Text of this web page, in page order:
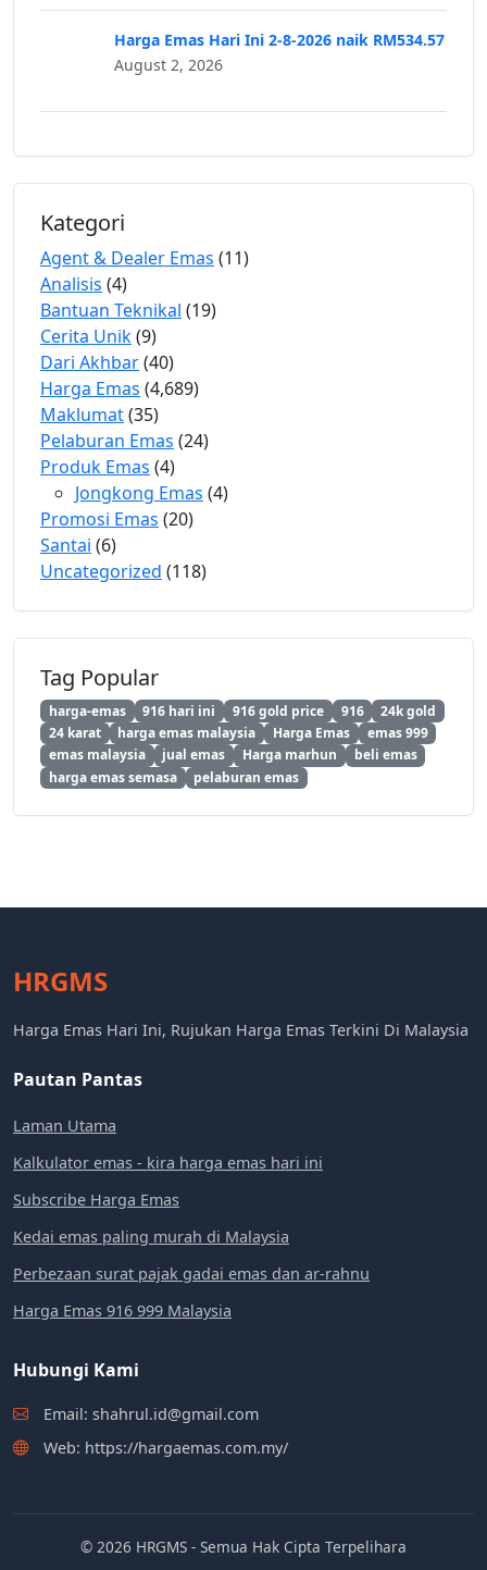
Harga Emas Hari Ini 2-8-2026 naik RM534.57
August 2, 2026
Kategori
Agent & Dealer Emas (11)
Analisis (4)
Bantuan Teknikal (19)
Cerita Unik(9)
Dari Akhbar(40)
Harga Emas (4,689)
Maklumat(35)
Pelaburan Emas (24)
Produk Emas (4)
Jongkong Emas (4)
Promosi Emas (20)
Santai (6)
Uncategorized (118)
Tag Popular
harga-emas 916 hari ini 916 gold price 916
24k gold
24 karat
harga emas malaysia Harga Emas
emas 999
emas malaysia
jual emas Harga marhun
beli emas
harga emas semasa
pelaburan emas
HRGMS
Harga Emas Hari Ini, Rujukan Harga Emas Terkini Di Malaysia
Pautan Pantas
Laman Utama
Kalkulator emas - kira harga emas hari ini
Subscribe Harga Emas
Kedai emas paling murah di Malaysia
Perbezaan surat pajak gadai emas dan ar-rahnu
Harga Emas 916 999 Malaysia
Hubungi Kami
Email: shahrul.id@gmail.com
Web: https://hargaemas.com.my/
© 2026 HRGMS - Semua Hak Cipta Terpelihara